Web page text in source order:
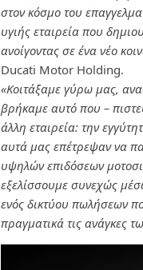
στον κόσμο του
υγιής εταιρεία που
ανοίγοντας σε ένα νέο
Ducati Motor Holding.
«Κοιτάξαμε γύρω μας,
βρήκαμε αυτό που –
άλλη εταιρεία: την
αυτά μας επέτρεψαν να
υψηλών επιδόσεων
εξελίσσουμε συνεχώς
ενός δικτύου πωλήσεων
πραγματικά τις ανάγκες